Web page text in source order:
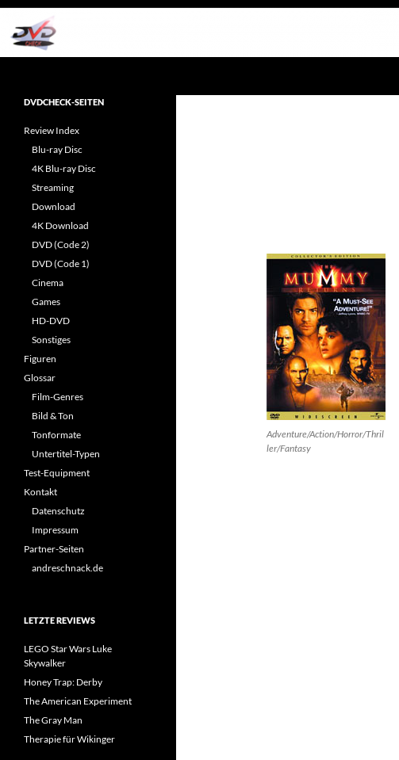
Zum
Inhalt
springen
Adventure/Action/Horror/Thril
ler/Fantasy
Reviews rund ums Heimkino &
DVDCHECK-SEITEN
Review Index
Blu-ray Disc
4K Blu-ray Disc
Streaming
Download
4K Download
DVD (Code 2)
DVD (Code 1)
Cinema
Games
HD-DVD
Sonstiges
Figuren
Glossar
Film-Genres
Bild & Ton
Tonformate
Untertitel-Typen
Test-Equipment
Kontakt
Datenschutz
Impressum
Partner-Seiten
andreschnack.de
LETZTE REVIEWS
LEGO Star Wars Luke
Skywalker
Honey Trap: Derby
The American Experiment
The Gray Man
Therapie für Wikinger